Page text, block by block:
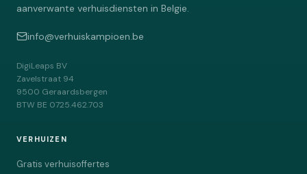
aanverwante verhuisdiensten in Belgie.
info@verhuiskampioen.be
DigiLeaps BV
Zavelstraat 94
9500 Geraardsbergen
BTW BE 0725.462.703
VERHUIZEN
Gratis verhuisoffertes